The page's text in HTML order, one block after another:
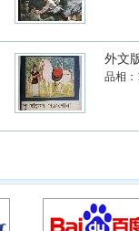
外文
品相：